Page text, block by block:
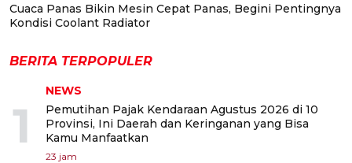
Cuaca Panas Bikin Mesin Cepat Panas, Begini Pentingnya
Kondisi Coolant Radiator
BERITA TERPOPULER
1
NEWS
Pemutihan Pajak Kendaraan Agustus 2026 di 10
Provinsi, Ini Daerah dan Keringanan yang Bisa
Kamu Manfaatkan
23 jam